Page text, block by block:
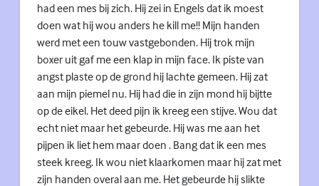
had een mes bij zich. Hij zei in Engels dat ik moest
doen wat hij wou anders he kill me!! Mijn handen
werd met een touw vastgebonden. Hij trok mijn
boxer uit gaf me een klap in mijn face. Ik piste van
angst plaste op de grond hij lachte gemeen. Hij zat
aan mijn piemel nu. Hij had die in zijn mond hij bijtte
op de eikel. Het deed pijn ik kreeg een stijve. Wou dat
echt niet maar het gebeurde. Hij was me aan het
pijpen ik liet hem maar doen . Bang dat ik een mes
steek kreeg. Ik wou niet klaarkomen maar hij zat met
zijn handen overal aan me. Het gebeurde hij slikte